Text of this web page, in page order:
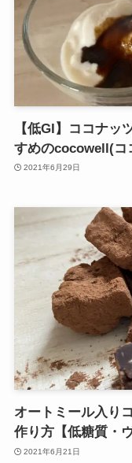
【低GI】ココナッ
すめのcocowell(コ
2021年6月29日
オートミール入り
作り方【低糖質・
2021年6月21日